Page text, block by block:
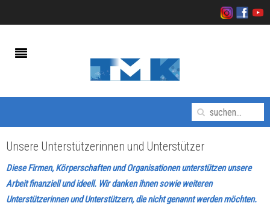
Unsere Unterstützerinnen und Unterstützer
Diese Firmen, Körperschaften und Organisationen unterstützen unsere
Arbeit finanziell und ideell. Wir danken ihnen sowie weiteren
Unterstützerinnen und Unterstützern, die nicht genannt werden möchten.